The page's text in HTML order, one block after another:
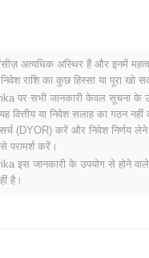
policy reform, and other
aiming to contribute
Further expanding its
to introduce cannabis-themed
digital collectibles will offer
and likely integrate into future
the roadmap includes the
where users can
gameplay, thereby
Its tokenomics are structured to
tax system on
efforts, enhancing liquidity
अत्यधिक अस्थिर हैं और इनमें
राशि का कुछ हिस्सा या पूरा खो
पर सभी जानकारी केवल सूचना के
वित्तीय या निवेश सलाह का गठन
(DYOR) करें और निवेश निर्णय लेने
परामर्श करें।
इस जानकारी के उपयोग से होने
है।